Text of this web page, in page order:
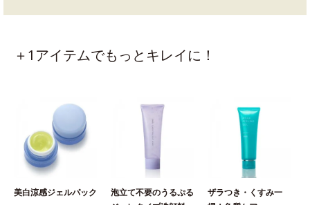
＋1アイテムでもっとキレイに！
美白涼感ジェルパック
泡立て不要のうるぷる
ザラつき・くすみ一